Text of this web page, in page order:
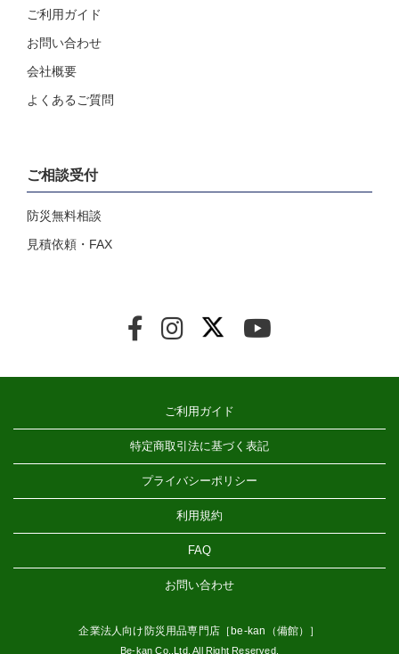
ご利用ガイド
お問い合わせ
会社概要
よくあるご質問
ご相談受付
防災無料相談
見積依頼・FAX
ご利用ガイド
特定商取引法に基づく表記
プライバシーポリシー
利用規約
FAQ
お問い合わせ
企業法人向け防災用品専門店［be-kan（備館）］
Be-kan Co.,Ltd. All Right Reserved.